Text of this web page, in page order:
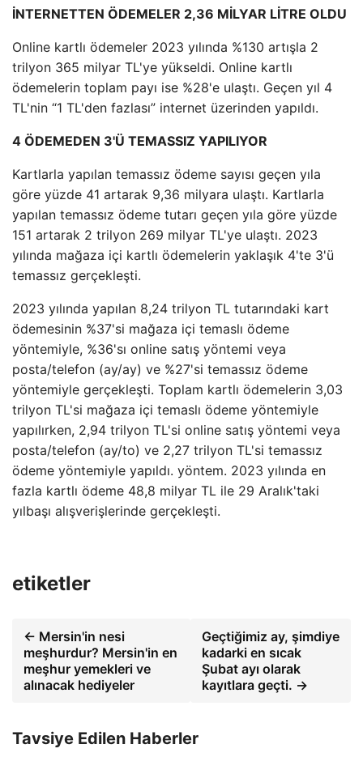
İNTERNETTEN ÖDEMELER 2,36 MİLYAR LİTRE OLDU
Online kartlı ödemeler 2023 yılında %130 artışla 2
trilyon 365 milyar TL'ye yükseldi. Online kartlı
ödemelerin toplam payı ise %28'e ulaştı. Geçen yıl 4
TL'nin “1 TL'den fazlası” internet üzerinden yapıldı.
4 ÖDEMEDEN 3'Ü TEMASSIZ YAPILIYOR
Kartlarla yapılan temassız ödeme sayısı geçen yıla
göre yüzde 41 artarak 9,36 milyara ulaştı. Kartlarla
yapılan temassız ödeme tutarı geçen yıla göre yüzde
151 artarak 2 trilyon 269 milyar TL'ye ulaştı. 2023
yılında mağaza içi kartlı ödemelerin yaklaşık 4'te 3'ü
temassız gerçekleşti.
2023 yılında yapılan 8,24 trilyon TL tutarındaki kart
ödemesinin %37'si mağaza içi temaslı ödeme
yöntemiyle, %36'sı online satış yöntemi veya
posta/telefon (ay/ay) ve %27'si temassız ödeme
yöntemiyle gerçekleşti. Toplam kartlı ödemelerin 3,03
trilyon TL'si mağaza içi temaslı ödeme yöntemiyle
yapılırken, 2,94 trilyon TL'si online satış yöntemi veya
posta/telefon (ay/to) ve 2,27 trilyon TL'si temassız
ödeme yöntemiyle yapıldı. yöntem. 2023 yılında en
fazla kartlı ödeme 48,8 milyar TL ile 29 Aralık'taki
yılbaşı alışverişlerinde gerçekleşti.
etiketler
← Mersin'in nesi
meşhurdur? Mersin'in en
meşhur yemekleri ve
alınacak hediyeler
Geçtiğimiz ay, şimdiye
kadarki en sıcak
Şubat ayı olarak
kayıtlara geçti. →
Tavsiye Edilen Haberler